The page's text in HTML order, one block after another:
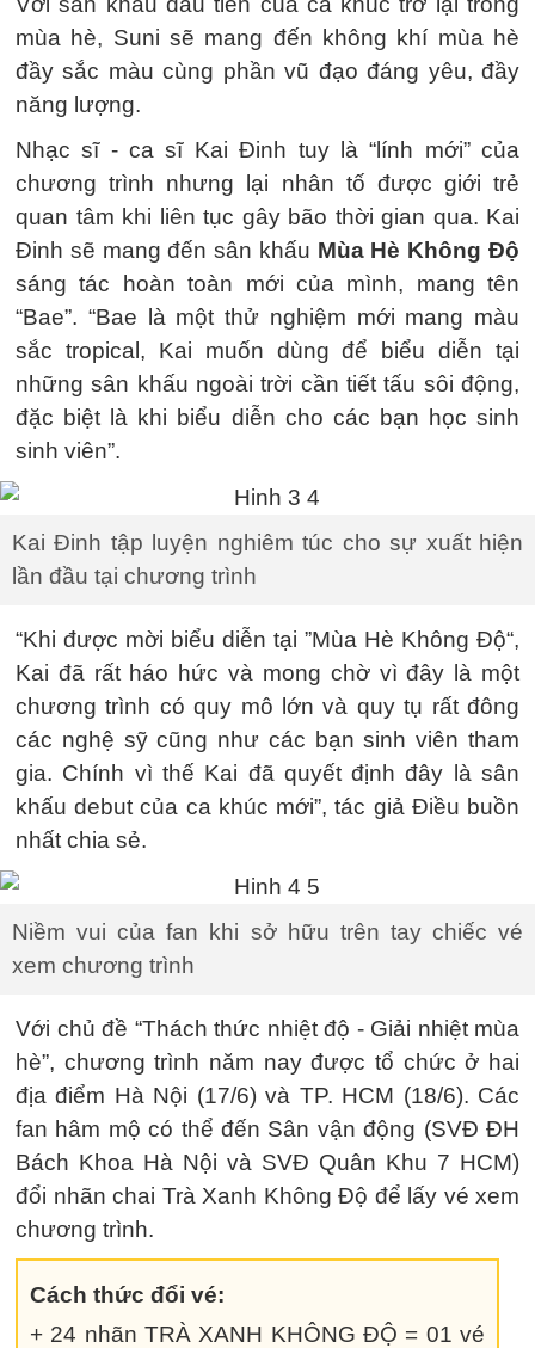
mùa hè, Suni sẽ mang đến không khí mùa hè
đầy sắc màu cùng phần vũ đạo đáng yêu, đầy
năng lượng.
Nhạc sĩ - ca sĩ Kai Đinh tuy là “lính mới” của
chương trình nhưng lại nhân tố được giới trẻ
quan tâm khi liên tục gây bão thời gian qua. Kai
Đinh sẽ mang đến sân khấu Mùa Hè Không Độ
sáng tác hoàn toàn mới của mình, mang tên
“Bae”. “Bae là một thử nghiệm mới mang màu
sắc tropical, Kai muốn dùng để biểu diễn tại
những sân khấu ngoài trời cần tiết tấu sôi động,
đặc biệt là khi biểu diễn cho các bạn học sinh
sinh viên”.
Kai Đinh tập luyện nghiêm túc cho sự xuất hiện
lần đầu tại chương trình
“Khi được mời biểu diễn tại ”Mùa Hè Không Độ“,
Kai đã rất háo hức và mong chờ vì đây là một
chương trình có quy mô lớn và quy tụ rất đông
các nghệ sỹ cũng như các bạn sinh viên tham
gia. Chính vì thế Kai đã quyết định đây là sân
khấu debut của ca khúc mới”, tác giả Điều buồn
nhất chia sẻ.
Niềm vui của fan khi sở hữu trên tay chiếc vé
xem chương trình
Với chủ đề “Thách thức nhiệt độ - Giải nhiệt mùa
hè”, chương trình năm nay được tổ chức ở hai
địa điểm Hà Nội (17/6) và TP. HCM (18/6). Các
fan hâm mộ có thể đến Sân vận động (SVĐ ĐH
Bách Khoa Hà Nội và SVĐ Quân Khu 7 HCM)
đổi nhãn chai Trà Xanh Không Độ để lấy vé xem
chương trình.
Cách thức đổi vé:
+ 24 nhãn TRÀ XANH KHÔNG ĐỘ = 01 vé